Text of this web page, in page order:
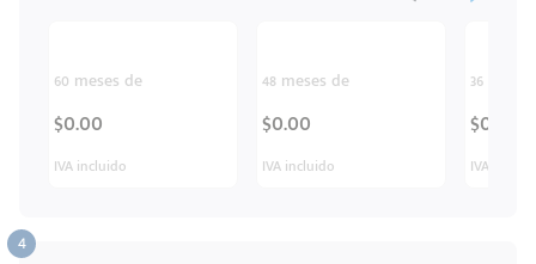
60 meses de
$0.00
IVA incluido
48 meses de
$0.00
IVA incluido
36
$0.00
IVA